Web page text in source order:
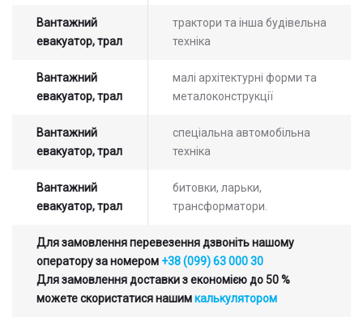
Вантажний
евакуатор, трал
трактори та інша будівельна
техніка
Вантажний
евакуатор, трал
малі архітектурні форми та
металоконструкції
Вантажний
евакуатор, трал
спеціальна автомобільна
техніка
Вантажний
евакуатор, трал
битовки, ларьки,
трансформатори.
Для замовлення перевезення дзвоніть нашому
оператору за номером +38 (099) 63 000 30
Для замовлення доставки з економією до 50 %
можете скористатися нашимкалькулятором
стоимости услуг с нашим
оператором
вартості послуг з нашим
оператором